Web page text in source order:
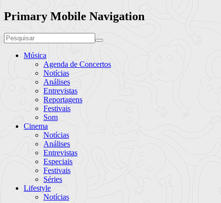
Primary Mobile Navigation
Música
Agenda de Concertos
Notícias
Análises
Entrevistas
Reportagens
Festivais
Som
Cinema
Notícias
Análises
Entrevistas
Especiais
Festivais
Séries
Lifestyle
Notícias